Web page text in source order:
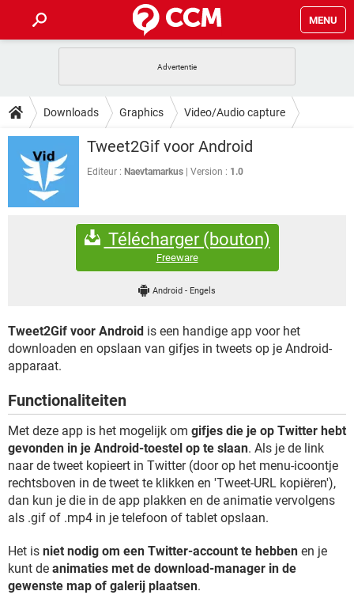
MENU
INSTAGRAM WINDOWS 10
CORONAVIRUS
GRATIS SNAPCHAT
TIKTOK
HOW-TO
VIDEOBELLEN
INSTAGRAM
NETFLIX
VIDEOBELLEN GAMES
INSTAGRAM
CORONAVIRUS
SNAPCHAT
FORUM
WINDOWS 10
CORONAVIRUS
SNAPCHAT
GAMES
GRATIS SNAPCHAT
Downloads Graphics Video/Audio capture
Tweet2Gif voor Android
Editeur : Naevtamarkus Version : 1.0
Télécharger (bouton)
Freeware
Android - Engels
Tweet2Gif voor Android is een handige app voor het
downloaden en opslaan van gifjes in tweets op je Android-
apparaat.
Functionaliteiten
Met deze app is het mogelijk om gifjes die je op Twitter hebt
gevonden in je Android-toestel op te slaan. Als je de link
naar de tweet kopieert in Twitter (door op het menu-icoontje
rechtsboven in de tweet te klikken en 'Tweet-URL kopiëren'),
dan kun je die in de app plakken en de animatie vervolgens
als .gif of .mp4 in je telefoon of tablet opslaan.
Het is niet nodig om een Twitter-account te hebben en je
kunt de animaties met de download-manager in de
gewenste map of galerij plaatsen.